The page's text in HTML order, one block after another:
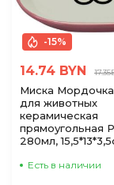
-15%
14.74 BYN
Миска
для животных
керамическая
прямоугольная
280мл,
Есть в наличии